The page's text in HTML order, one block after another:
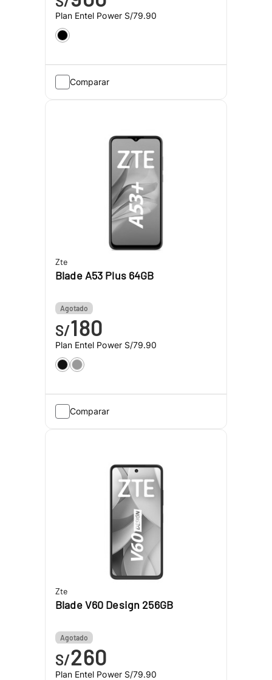
Plan Entel Power S/79.90
Comparar
Zte
Blade A53 Plus 64GB
Agotado
S/180
Plan Entel Power S/79.90
Comparar
Zte
Blade V60 Design 256GB
Agotado
S/260
Plan Entel Power S/79.90